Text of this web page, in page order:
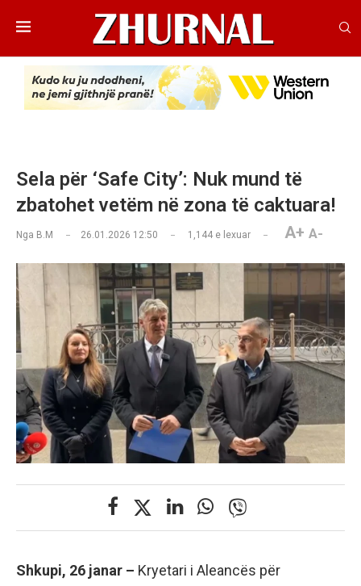
Sela për ‘Safe City’: Nuk mund të
zbatohet vetëm në zona të caktuara!
Nga B.M 26.01.2026 12:50 1,144 e lexuar A+ A-
Shkupi, 26 janar – Kryetari i Aleancës për